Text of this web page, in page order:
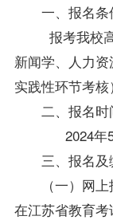
一、报名条
报考我校
新闻学、人力
实践性环节考核
二、报名时
2024年5
三、报名
（一）网
在江苏省教育